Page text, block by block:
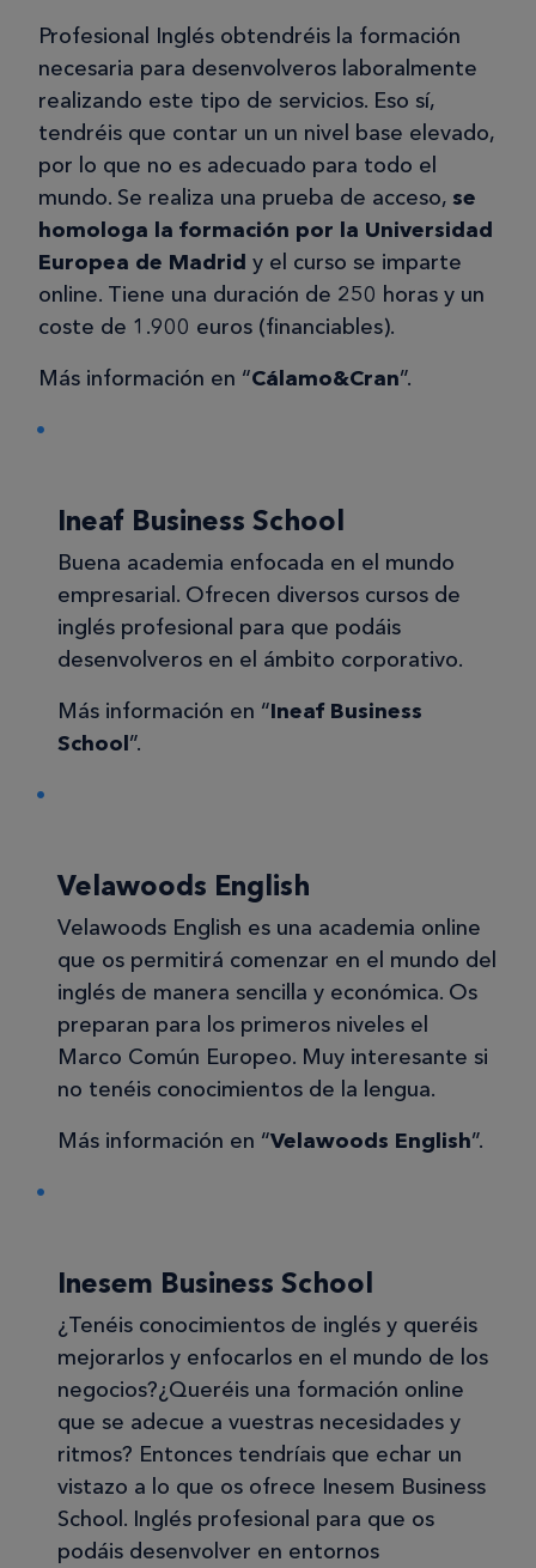
Profesional Inglés obtendréis la formación
necesaria para desenvolveros laboralmente
realizando este tipo de servicios. Eso sí,
tendréis que contar un un nivel base elevado,
por lo que no es adecuado para todo el
mundo. Se realiza una prueba de acceso, se
homologa la formación por la Universidad
Europea de Madrid y el curso se imparte
online. Tiene una duración de 250 horas y un
coste de 1.900 euros (financiables).
Más información en “Cálamo&Cran”.
Ineaf Business School
Buena academia enfocada en el mundo
empresarial. Ofrecen diversos cursos de
inglés profesional para que podáis
desenvolveros en el ámbito corporativo.
Más información en “Ineaf Business
School”.
Velawoods English
Velawoods English es una academia online
que os permitirá comenzar en el mundo del
inglés de manera sencilla y económica. Os
preparan para los primeros niveles el
Marco Común Europeo. Muy interesante si
no tenéis conocimientos de la lengua.
Más información en “Velawoods English”.
Inesem Business School
¿Tenéis conocimientos de inglés y queréis
mejorarlos y enfocarlos en el mundo de los
negocios?¿Queréis una formación online
que se adecue a vuestras necesidades y
ritmos? Entonces tendríais que echar un
vistazo a lo que os ofrece Inesem Business
School. Inglés profesional para que os
podáis desenvolver en entornos